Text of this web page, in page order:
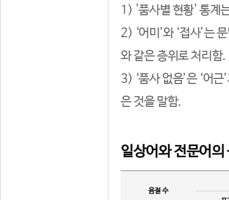
1) '품사별 현황' 통계
2) ‘어미’와 ‘접사’는
와 같은 층위로 처리함.
3) ‘품사 없음’은 ‘어
은 것을 말함.
일상어와 전문어의
음절 수